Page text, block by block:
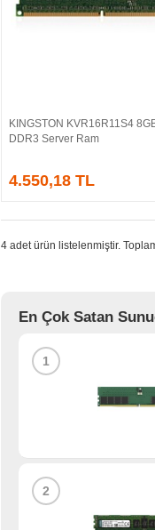
Sepete
KINGSTON KVR16R11S4
DDR3 Server Ram
4.550,18 TL
4 adet ürün listelenmiştir.
En Çok Satan
1
2